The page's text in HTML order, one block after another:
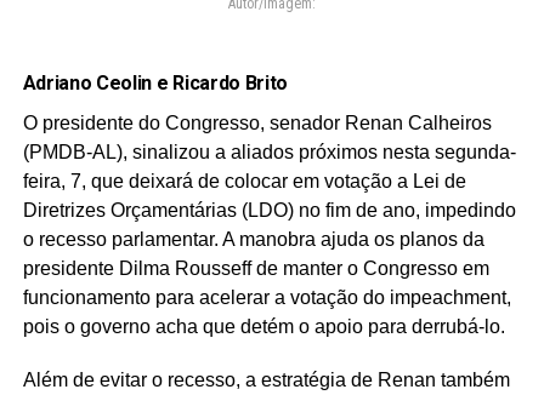
Autor/Imagem:
Adriano Ceolin e Ricardo Brito
O presidente do Congresso, senador Renan Calheiros
(PMDB-AL), sinalizou a aliados próximos nesta segunda-
feira, 7, que deixará de colocar em votação a Lei de
Diretrizes Orçamentárias (LDO) no fim de ano, impedindo
o recesso parlamentar. A manobra ajuda os planos da
presidente Dilma Rousseff de manter o Congresso em
funcionamento para acelerar a votação do impeachment,
pois o governo acha que detém o apoio para derrubá-lo.
Além de evitar o recesso, a estratégia de Renan também